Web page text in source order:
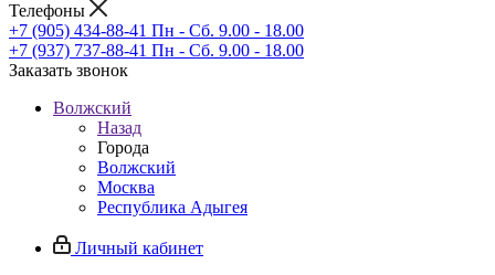
Телефоны
+7 (905) 434-88-41 Пн - Сб. 9.00 - 18.00
+7 (937) 737-88-41 Пн - Сб. 9.00 - 18.00
Заказать звонок
Волжский
Назад
Города
Волжский
Москва
Республика Адыгея
Личный кабинет